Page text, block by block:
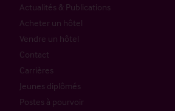
Actualités & Publications
Acheter un hôtel
Vendre un hôtel
Contact
Carrières
Jeunes diplômés
Postes à pourvoir